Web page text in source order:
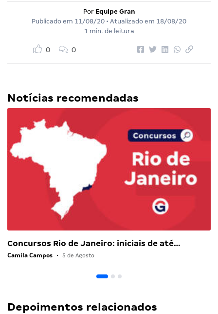
Por Equipe Gran
Publicado em 11/08/20 • Atualizado em 18/08/20
1 min. de leitura
0 0
Notícias recomendadas
Concursos Rio de Janeiro: iniciais de até…
Camila Campos • 5 de Agosto
Depoimentos relacionados